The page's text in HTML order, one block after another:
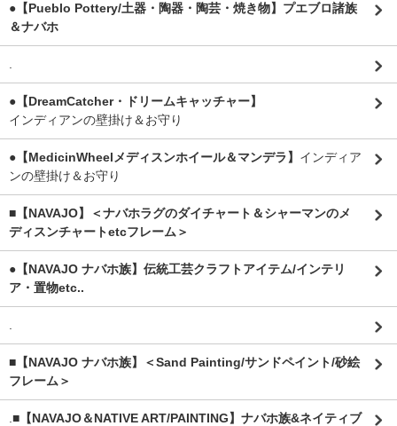
●【Pueblo Pottery/土器・陶器・陶芸・焼き物】プエブロ諸族
＆ナバホ
●【DreamCatcher・ドリームキャッチャー】
インディアンの壁掛け＆お守り
●【MedicinWheelメディスンホイール＆マンデラ】 インディア
ンの壁掛け＆お守り
■【NAVAJO】＜ナバホラグのダイチャート＆シャーマンのメ
ディスンチャートetcフレーム＞
●【NAVAJO ナバホ族】伝統工芸クラフトアイテム/インテリ
ア・置物etc..
■【NAVAJO ナバホ族】＜Sand Painting/サンドペイント/砂絵
フレーム＞
■【NAVAJO＆NATIVE ART/PAINTING】ナバホ族&ネイティブ